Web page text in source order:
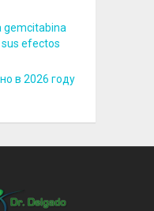
gemcitabina
efectos
в 2026 году